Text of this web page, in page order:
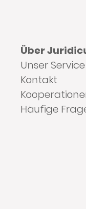
Über
Unser Service
Kontakt
Häufige